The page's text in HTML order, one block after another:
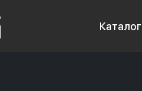
Каталог